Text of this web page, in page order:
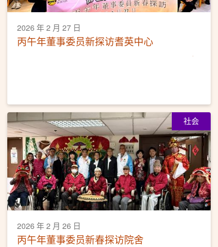
2026 年 2 月 27 日
丙午年董事委员新探访耆英中心
社会
2026 年 2 月 26 日
丙午年董事委员新春探访院舍